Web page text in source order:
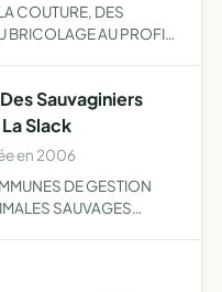
COUTURE, DES
BRICOLAGE AU PROFIT
Sauvaginiers
Slack
en 2006
DE GESTION
SAUVAGES
MEMBRES DE CETTE